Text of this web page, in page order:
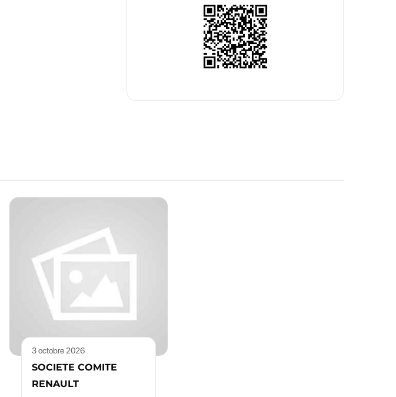
3 octobre 2026
SOCIETE COMITE
RENAULT